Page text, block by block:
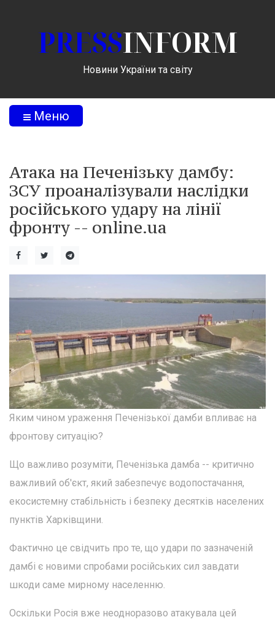
PRESSINFORM
Новини України та світу
Меню
Атака на Печенізьку дамбу:
ЗСУ проаналізували наслідки
російського удару на лінії
фронту -- online.ua
Яким чином ураження Печенізької дамби впливає на
фронтову ситуацію?
Що важливо розуміти, Печенізька дамба -- критично
важливий об'єкт, який забезпечує водопостачання,
екосистемну стабільність і безпеку десятків населених
пунктів Харківщини.
Фактично це свідчить про те, що удари по зазначеній
дамбі є новими спробами російських сил завдати
шкоди саме мирному населенню.
Оскільки Росія вже неодноразово атакувала цей